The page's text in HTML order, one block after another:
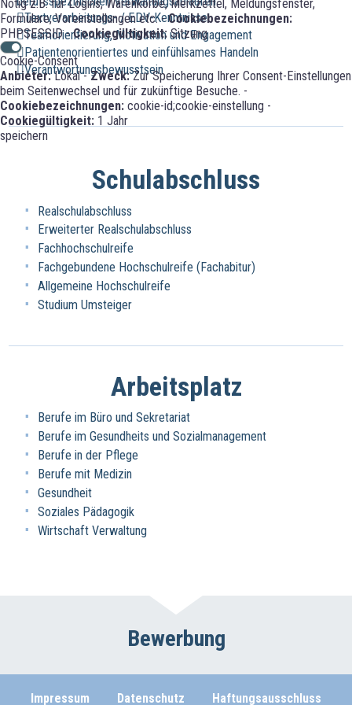
Nötig z.B. für Logins, Warenkörbe, Merkzettel, Meldungsfenster,
Formulare, Voreinstellungen etc. -Cookiebezeichnungen:
PHPSESSID -Cookiegültigkeit:Sitzung
Cookie-Consent
Anbieter:Lokal -Zweck:Zur Speicherung Ihrer Consent-Einstellungen
beim Seitenwechsel und für zukünftige Besuche. -
Cookiebezeichnungen: cookie-id;cookie-einstellung -
Cookiegültigkeit: 1 Jahr
speichern
Textverarbeitungs- / EDV-Kenntnisse
Teamorientierung, Motivation und Engagement
Patientenorientiertes und einfühlsames Handeln
Verantwortungsbewusstsein
Schulabschluss
Realschulabschluss
Erweiterter Realschulabschluss
Fachhochschulreife
Fachgebundene Hochschulreife (Fachabitur)
Allgemeine Hochschulreife
Studium Umsteiger
Arbeitsplatz
Berufe im Büro und Sekretariat
Berufe im Gesundheits und Sozialmanagement
Berufe in der Pflege
Berufe mit Medizin
Gesundheit
Soziales Pädagogik
Wirtschaft Verwaltung
Bewerbung
Impressum Datenschutz Haftungsausschluss